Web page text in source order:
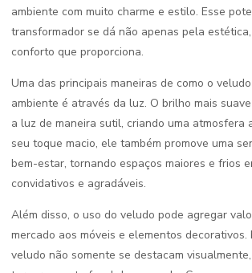
ambiente com muito charme e estilo. Esse
transformador se dá não apenas pela
conforto que proporciona.
Uma das principais maneiras de como o
ambiente é através da luz. O brilho mais
a luz de maneira sutil, criando uma atmosfera
seu toque macio, ele também promove uma
bem-estar, tornando espaços maiores e frios
convidativos e agradáveis.
Além disso, o uso do veludo pode agregar
mercado aos móveis e elementos decorativos.
veludo não somente se destacam